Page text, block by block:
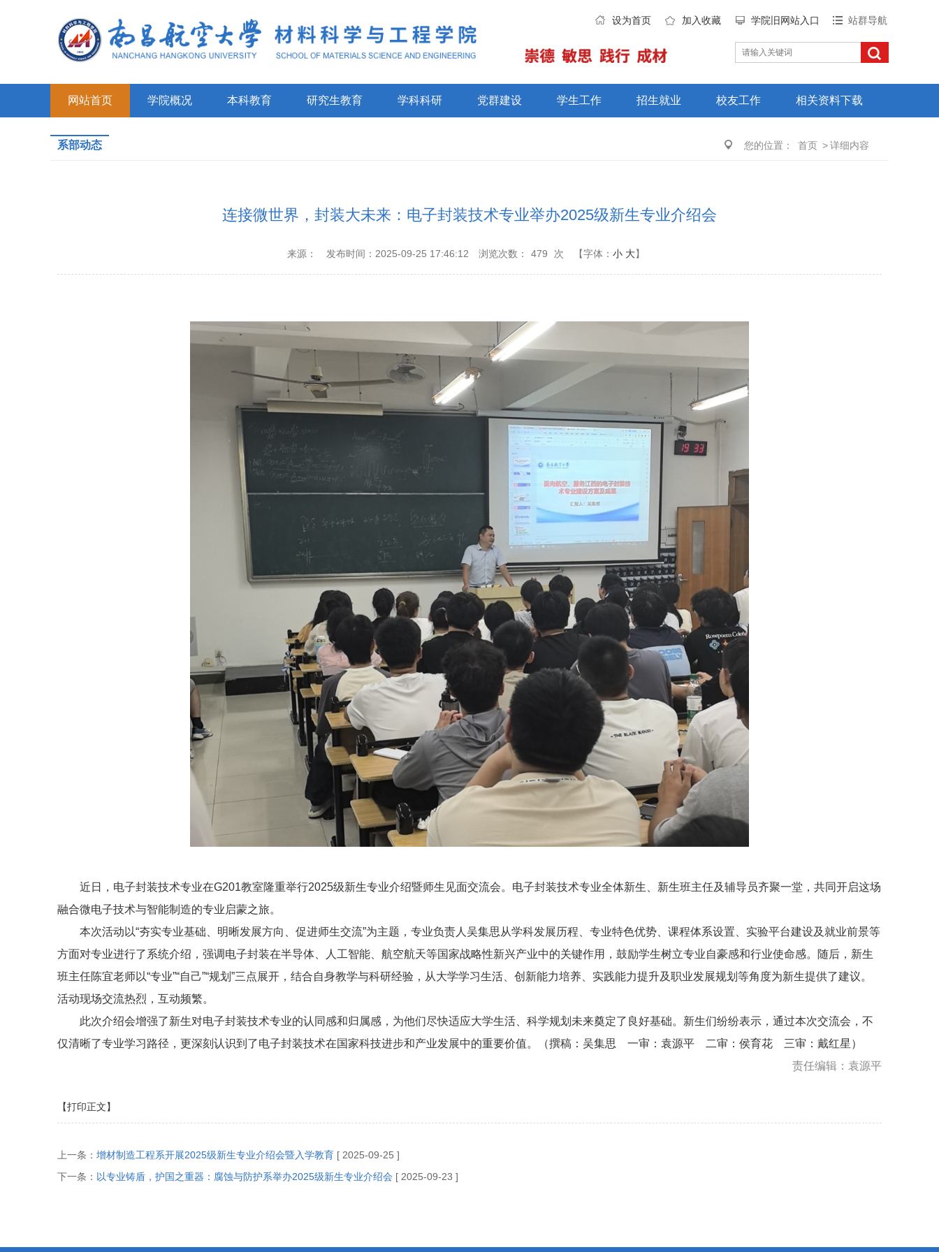
设为首页 加入收藏 学院旧网站入口 站群导航
网站首页 学院概况 本科教育 研究生教育 学科科研 党群建设 学生工作 招生就业 校友工作 相关资料下载
您的位置： 首页 >详细内容
系部动态
连接微世界，封装大未来：电子封装技术专业举办2025级新生专业介绍会
来源： 发布时间：2025-09-25 17:46:12 浏览次数： 479 次 【字体： 小 大】
近日，电子封装技术专业在G201教室隆重举行2025级新生专业介绍暨师生见面交流会。电子封装技术专业全体新生、新生班主任及辅导员齐聚一堂，共同开启这场
融合微电子技术与智能制造的专业启蒙之旅。
本次活动以“夯实专业基础、明晰发展方向、促进师生交流”为主题，专业负责人吴集思从学科发展历程、专业特色优势、课程体系设置、实验平台建设及就业前景等
方面对专业进行了系统介绍，强调电子封装在半导体、人工智能、航空航天等国家战略性新兴产业中的关键作用，鼓励学生树立专业自豪感和行业使命感。随后，新生
班主任陈宜老师以“专业”“自己”“规划”三点展开，结合自身教学与科研经验，从大学学习生活、创新能力培养、实践能力提升及职业发展规划等角度为新生提供了建议。
活动现场交流热烈，互动频繁。
此次介绍会增强了新生对电子封装技术专业的认同感和归属感，为他们尽快适应大学生活、科学规划未来奠定了良好基础。新生们纷纷表示，通过本次交流会，不
仅清晰了专业学习路径，更深刻认识到了电子封装技术在国家科技进步和产业发展中的重要价值。（撰稿：吴集思 一审：袁源平 二审：侯育花 三审：戴红星）
责任编辑：袁源平
【打印正文】
上一条： 增材制造工程系开展2025级新生专业介绍会暨入学教育 [ 2025-09-25 ]
下一条： 以专业铸盾，护国之重器：腐蚀与防护系举办2025级新生专业介绍会 [ 2025-09-23 ]